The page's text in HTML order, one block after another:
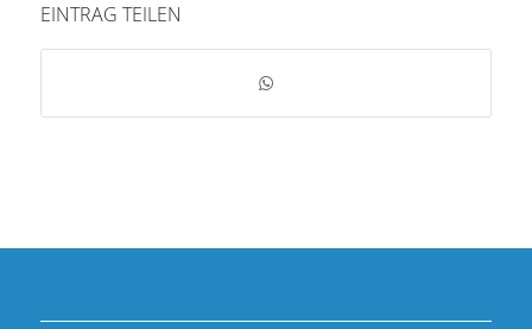
EINTRAG TEILEN